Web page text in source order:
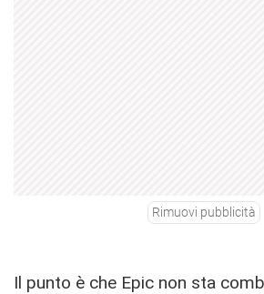
Rimuovi pubblicità
Il punto è che Epic non sta